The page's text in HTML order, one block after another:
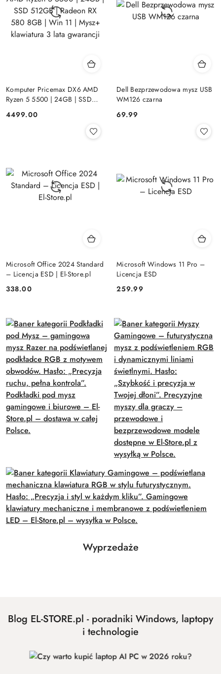
Komputer Pricemax DX6 AMD
Ryzen 5 5500 | 24GB | SSD
Win 11 | Mysz+ klawiatura 3 lata
Cena:
4499.00
Dell Bezprzewodowa mysz USB
WM126 czarna
Cena:
69.99
Microsoft Office 2024 Standard
– Licencja ESD | El-Store.pl
Cena:
338.00
Microsoft Windows 11 Pro –
Licencja ESD
Cena:
259.99
Pomiń karuzelę produktów
Produkty
Wyprzedaże
Blog EL-STORE.pl - poradniki Windows, laptopy
i technologie